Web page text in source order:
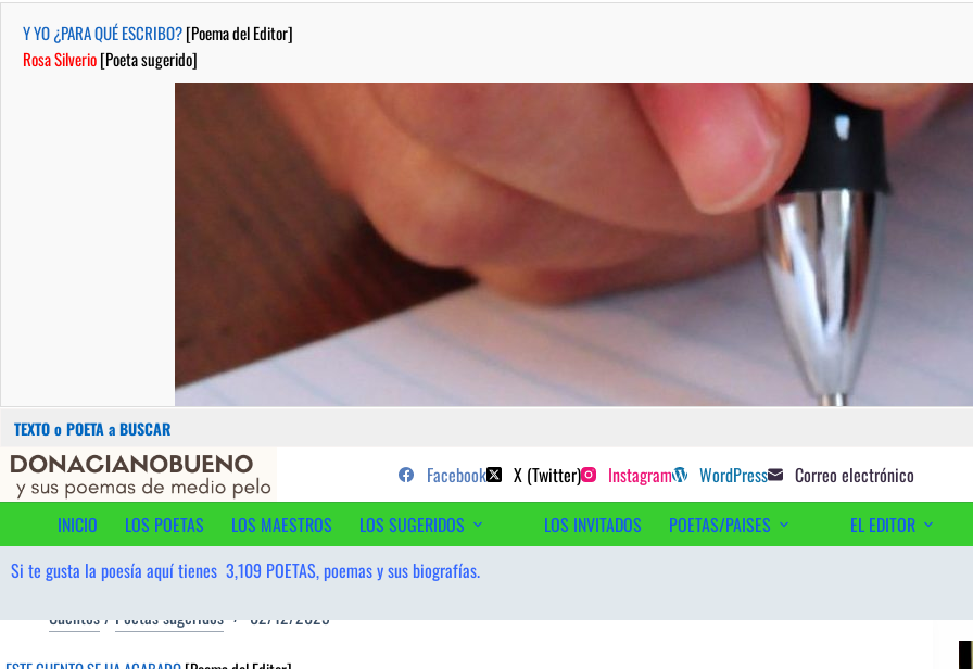
Y YO ¿PARA QUÉ ESCRIBO?[Poema del Editor]
Rosa Silverio[Poeta sugerido]
Buscar:
Saltar
contenido
...sus poemas de medio pelo y poetas sugeridos
Facebook X (Twitter) Instagram WordPress Correo electrónico
INICIO
LOS POETAS LOS MAESTROS LOS SUGERIDOS LOS INVITADOS POETAS/PAISES EL EDITOR
Si te gusta la poesía aquí tienes 3,109 POETAS, poemas y sus biografías.
Cuentos/Poetas sugeridos 02/12/2025